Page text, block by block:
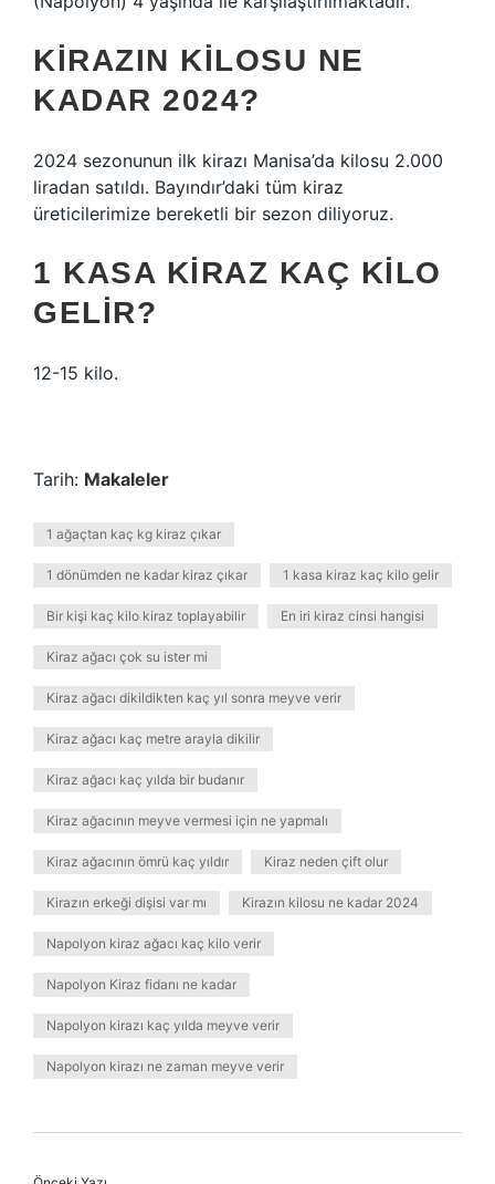
KIRAZIN KILOSU NE
KADAR 2024?
2024 sezonunun ilk kirazı Manisa’da kilosu 2.000
liradan satıldı. Bayındır’daki tüm kiraz
üreticilerimize bereketli bir sezon diliyoruz.
1 KASA KIRAZ KAÇ KILO
GELIR?
12-15 kilo.
Tarih: Makaleler
1 ağaçtan kaç kg kiraz çıkar
1 dönümden ne kadar kiraz çıkar 1 kasa kiraz kaç kilo gelir
Bir kişi kaç kilo kiraz toplayabilir En iri kiraz cinsi hangisi
Kiraz ağacı çok su ister mi
Kiraz ağacı dikildikten kaç yıl sonra meyve verir
Kiraz ağacı kaç metre arayla dikilir
Kiraz ağacı kaç yılda bir budanır
Kiraz ağacının meyve vermesi için ne yapmalı
Kiraz ağacının ömrü kaç yıldır Kiraz neden çift olur
Kirazın erkeği dişisi var mı Kirazın kilosu ne kadar 2024
Napolyon kiraz ağacı kaç kilo verir
Napolyon Kiraz fidanı ne kadar
Napolyon kirazı kaç yılda meyve verir
Napolyon kirazı ne zaman meyve verir